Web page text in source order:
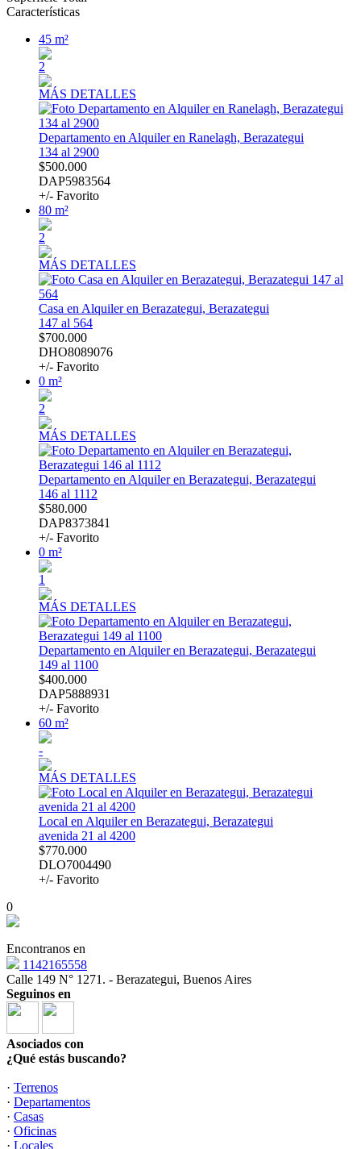
Características
45 m²
2
MÁS DETALLES
Departamento en Alquiler en Ranelagh, Berazategui
134 al 2900
$500.000
DAP5983564
+/- Favorito
80 m²
2
MÁS DETALLES
Casa en Alquiler en Berazategui, Berazategui
147 al 564
$700.000
DHO8089076
+/- Favorito
0 m²
2
MÁS DETALLES
Departamento en Alquiler en Berazategui, Berazategui
146 al 1112
$580.000
DAP8373841
+/- Favorito
0 m²
1
MÁS DETALLES
Departamento en Alquiler en Berazategui, Berazategui
149 al 1100
$400.000
DAP5888931
+/- Favorito
60 m²
-
MÁS DETALLES
Local en Alquiler en Berazategui, Berazategui
avenida 21 al 4200
$770.000
DLO7004490
+/- Favorito
0
Encontranos en
1142165558
Calle 149 N° 1271. - Berazategui, Buenos Aires
Seguinos en
Asociados con
¿Qué estás buscando?
· Terrenos
· Departamentos
· Casas
· Oficinas
· Locales